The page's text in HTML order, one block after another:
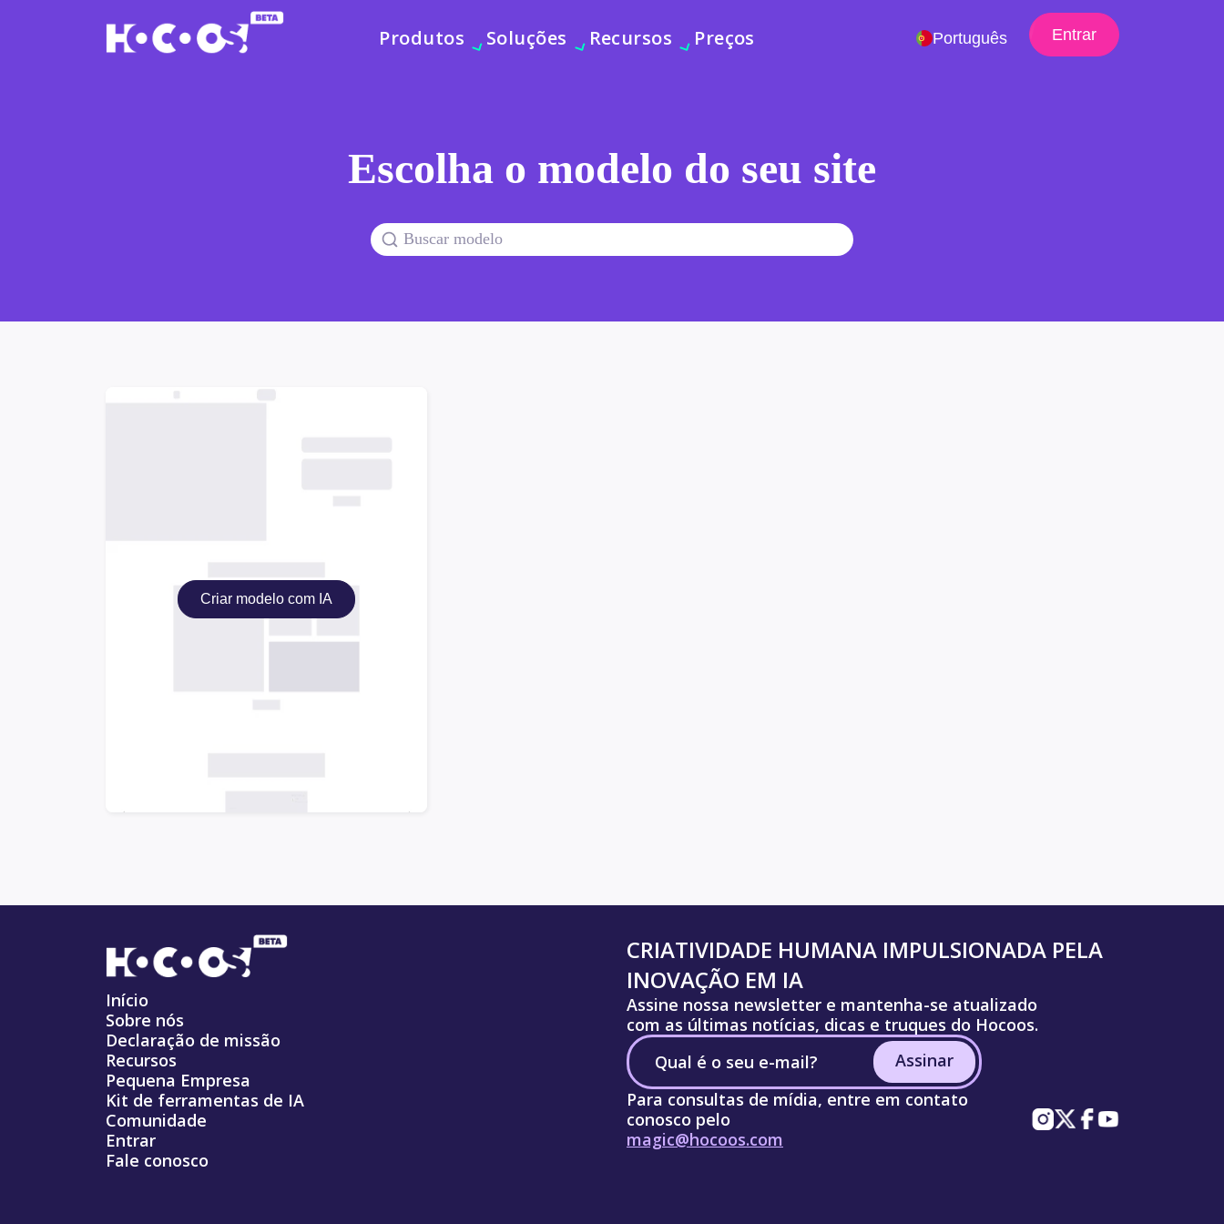
Produtos Soluções Recursos Preços Português Entrar
Escolha o modelo do seu site
Criar modelo com IA
Início
Sobre nós
Declaração de missão
Recursos
Pequena Empresa
Kit de ferramentas de IA
Comunidade
Entrar
Fale conosco
CRIATIVIDADE HUMANA IMPULSIONADA PELA
INOVAÇÃO EM IA
Assine nossa newsletter e mantenha-se atualizado
com as últimas notícias, dicas e truques do Hocoos.
Assinar
Para consultas de mídia, entre em contato
conosco pelo
magic@hocoos.com